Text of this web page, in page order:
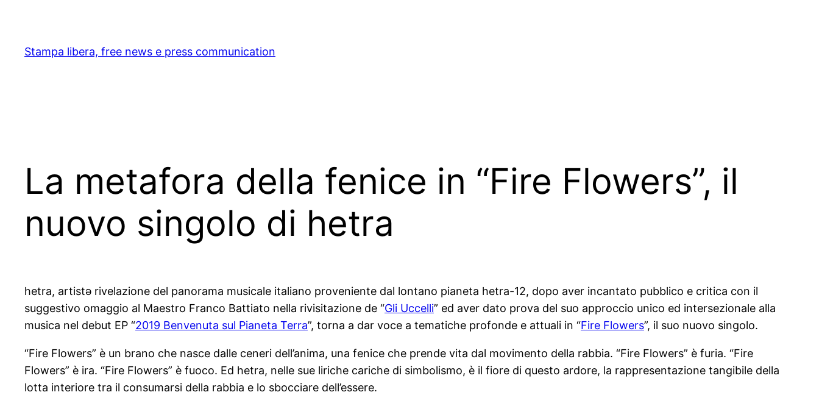
content
Stampa libera, free news e press communication
La metafora della fenice in “Fire Flowers”, il
nuovo singolo di hetra
hetra, artistə rivelazione del panorama musicale italiano proveniente dal lontano pianeta hetra-12, dopo aver incantato pubblico e critica con il
suggestivo omaggio al Maestro Franco Battiato nella rivisitazione de “Gli Uccelli” ed aver dato prova del suo approccio unico ed intersezionale alla
musica nel debut EP “2019 Benvenuta sul Pianeta Terra”, torna a dar voce a tematiche profonde e attuali in “Fire Flowers”, il suo nuovo singolo.
“Fire Flowers” è un brano che nasce dalle ceneri dell’anima, una fenice che prende vita dal movimento della rabbia. “Fire Flowers” è furia. “Fire
Flowers” è ira. “Fire Flowers” è fuoco. Ed hetra, nelle sue liriche cariche di simbolismo, è il fiore di questo ardore, la rappresentazione tangibile della
lotta interiore tra il consumarsi della rabbia e lo sbocciare dell’essere.